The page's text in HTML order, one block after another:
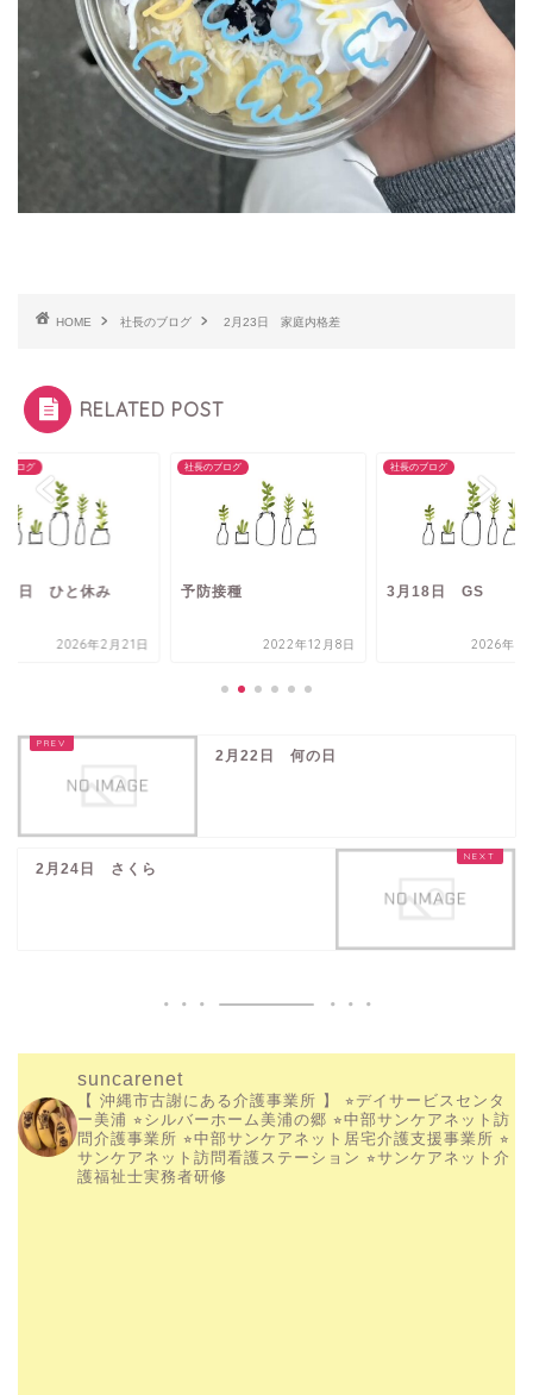
HOME 社長のブログ 2月23日 家庭内格差
RELATED POST
ブログ
日 ひと休み
2026年2月21日
社長のブログ
予防接種
2022年12月8日
社長のブログ
3月18日 GS
2026年3
2月22日 何の日
2月24日 さくら
suncarenet
【 沖縄市古謝にある介護事業所 】
⭐︎デイサービスセンタ
ー美浦 ⭐︎シルバーホーム美浦の郷 ⭐︎中部サンケアネット訪
問介護事業所 ⭐︎中部サンケアネット居宅介護支援事業所 ⭐︎
サンケアネット訪問看護ステーション ⭐︎サンケアネット介
護福祉士実務者研修